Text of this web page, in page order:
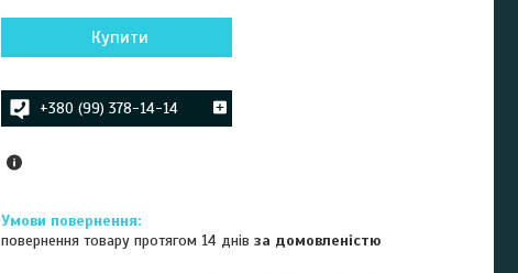
Купити
+380 (99) 378-14-14
повернення товару протягом 14 днівза домовленістю